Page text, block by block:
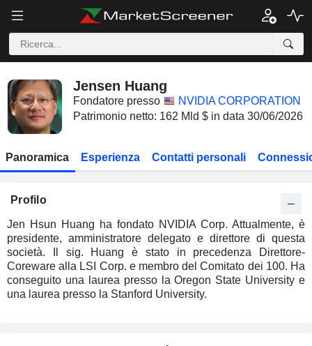
Jensen Huang
Fondatore presso
NVIDIA CORPORATION
Patrimonio netto: 162 Mld $ in data 30/06/2026
Panoramica Esperienza Contatti personali
Profilo
Jen Hsun Huang ha fondato NVIDIA Corp. Attualmente, è
presidente, amministratore delegato e direttore di questa
società. Il sig. Huang è stato in precedenza Direttore-
Coreware alla LSI Corp. e membro del Comitato dei 100. Ha
conseguito una laurea presso la Oregon State University e
una laurea presso la Stanford University.